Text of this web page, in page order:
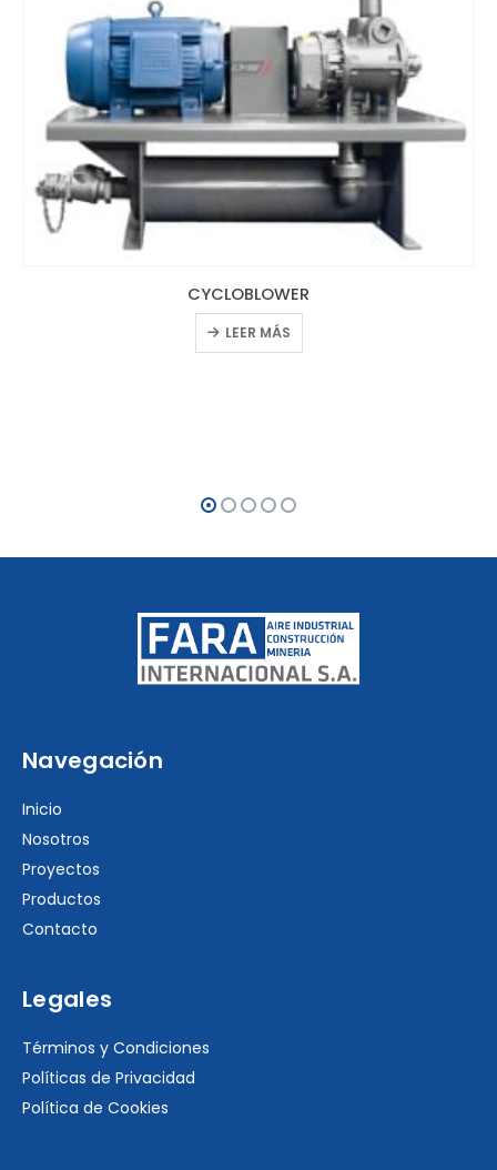
CYCLOBLOWER
LEER MÁS
Navegación
Inicio
Nosotros
Proyectos
Productos
Contacto
Legales
Términos y Condiciones
Políticas de Privacidad
Política de Cookies